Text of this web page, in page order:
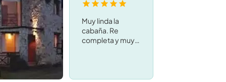
Muy linda la
cabaña. Re
completa y muy
parrilla . Ideal para